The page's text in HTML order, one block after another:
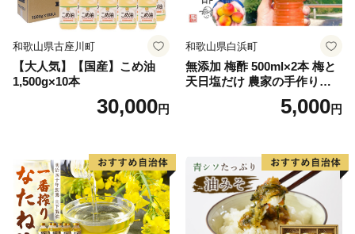
和歌山県古座川町
【大人気】【国産】こめ油
1,500g×10本
30,000円
和歌山県白浜町
無添加 梅酢 500ml×2本 梅と
天日塩だけ 農家の手作り完
5,000円